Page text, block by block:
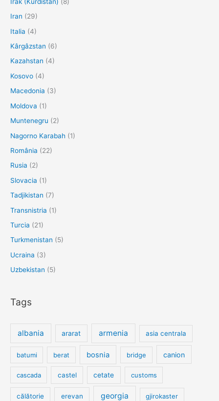
Iran (29)
Italia (4)
Kârgâzstan (6)
Kazahstan (4)
Kosovo (4)
Macedonia (3)
Moldova (1)
Muntenegru (2)
Nagorno Karabah (1)
România (22)
Rusia (2)
Slovacia (1)
Tadjikistan (7)
Transnistria (1)
Turcia (21)
Turkmenistan (5)
Ucraina (3)
Uzbekistan (5)
Tags
albania ararat armenia asia centrala
batumi berat bosnia bridge canion
cascada castel cetate customs
călătorie erevan georgia gjirokaster